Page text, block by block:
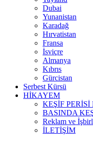
Dubai
Yunanistan
Karadağ
Hırvatistan
Fransa
İsviçre
Almanya
Kıbrıs
Gürcistan
Serbest Kürsü
HİKAYEM
KEŞİF
BASINDA
Reklam ve
İLETİŞİM